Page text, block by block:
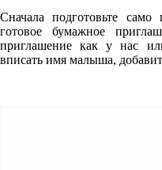
Сначала подготовьте
готовое бумажное
приглашение как у нас
вписать имя малыша,